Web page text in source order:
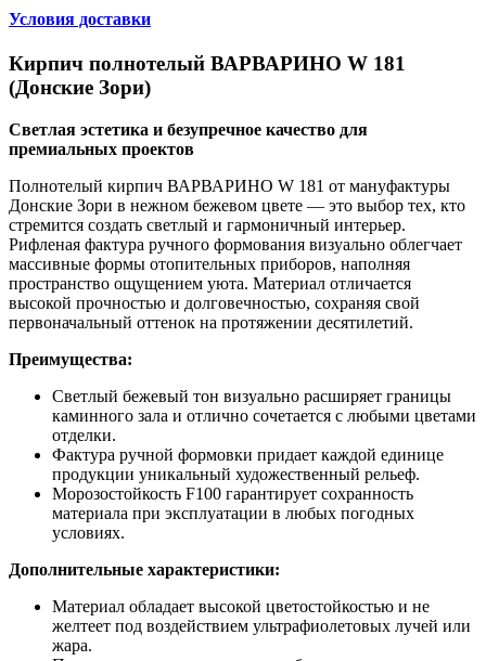
Условия доставки
Кирпич полнотелый ВАРВАРИНО W 181
(Донские Зори)
Светлая эстетика и безупречное качество для
премиальных проектов
Полнотелый кирпич ВАРВАРИНО W 181 от мануфактуры
Донские Зори в нежном бежевом цвете — это выбор тех, кто
стремится создать светлый и гармоничный интерьер.
Рифленая фактура ручного формования визуально облегчает
массивные формы отопительных приборов, наполняя
пространство ощущением уюта. Материал отличается
высокой прочностью и долговечностью, сохраняя свой
первоначальный оттенок на протяжении десятилетий.
Преимущества:
Светлый бежевый тон визуально расширяет границы
каминного зала и отлично сочетается с любыми цветами
отделки.
Фактура ручной формовки придает каждой единице
продукции уникальный художественный рельеф.
Морозостойкость F100 гарантирует сохранность
материала при эксплуатации в любых погодных
условиях.
Дополнительные характеристики:
Материал обладает высокой цветостойкостью и не
желтеет под воздействием ультрафиолетовых лучей или
жара.